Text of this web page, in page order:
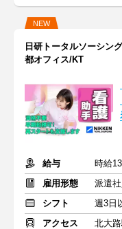
NEW
日研トータルソーシ
都オフィス/KT
給与
時給
雇用形態
派遣社
シフト
週3日
アクセス
北大